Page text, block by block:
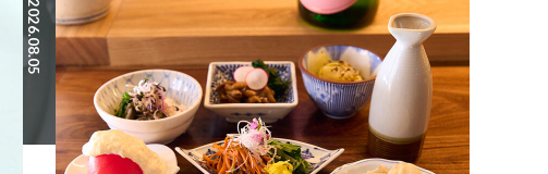
2026.08.05